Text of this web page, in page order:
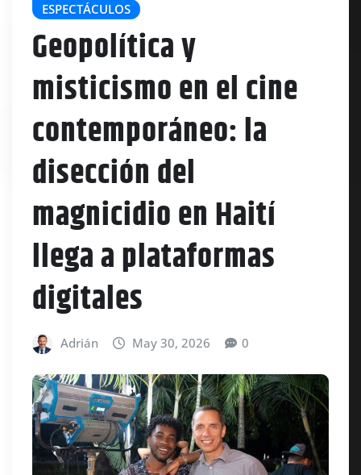
ESPECTÁCULOS
Geopolítica y
misticismo en el cine
contemporáneo: la
disección del
magnicidio en Haití
llega a plataformas
digitales
Adrián May 30, 2026 0